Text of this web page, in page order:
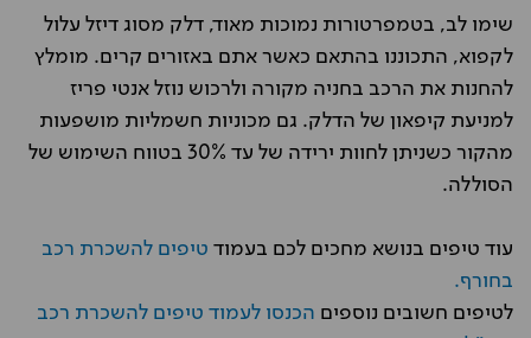
שימו לב, בטמפרטורות נמוכות מאוד, דלק מסוג דיזל עלול
לקפוא, התכוננו בהתאם כאשר אתם באזורים קרים. מומלץ
להחנות את הרכב בחניה מקורה ולרכוש נוזל אנטי פריז
למניעת קיפאון של הדלק. גם מכוניות חשמליות מושפעות
מהקור כשניתן לחוות ירידה של עד 30% בטווח השימוש של
הסוללה.
עוד טיפים בנושא מחכים לכם בעמוד טיפים להשכרת רכב
בחורף.
לטיפים חשובים נוספים הכנסו לעמוד טיפים להשכרת רכב